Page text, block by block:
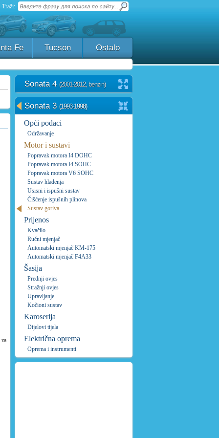
Traži:
Fe Tucson Ostalo
Sonata 4 (2001-2012, benzin)
Sonata 3 (1993-1998)
Opći podaci
Održavanje
Motor i sustavi
Popravak motora I4 DOHC
Popravak motora I4 SOHC
Popravak motora V6 SOHC
Sustav hlađenja
Usisni i ispušni sustav
Čišćenje ispušnih plinova
Sustav goriva
Prijenos
Kvačilo
Ručni mjenjač
Automatski mjenjač KM-175
Automatski mjenjač F4A33
Šasija
Prednji ovjes
Stražnji ovjes
Upravljanje
Kočioni sustav
Karoserija
Dijelovi tijela
Električna oprema
Oprema i instrumenti